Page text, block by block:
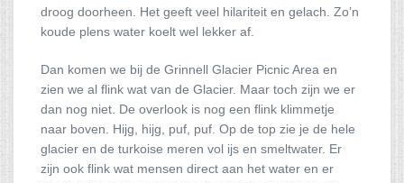
droog doorheen. Het geeft veel hilariteit en gelach. Zo’n
koude plens water koelt wel lekker af.
Dan komen we bij de Grinnell Glacier Picnic Area en
zien we al flink wat van de Glacier. Maar toch zijn we er
dan nog niet. De overlook is nog een flink klimmetje
naar boven. Hijg, hijg, puf, puf. Op de top zie je de hele
glacier en de turkoise meren vol ijs en smeltwater. Er
zijn ook flink wat mensen direct aan het water en er